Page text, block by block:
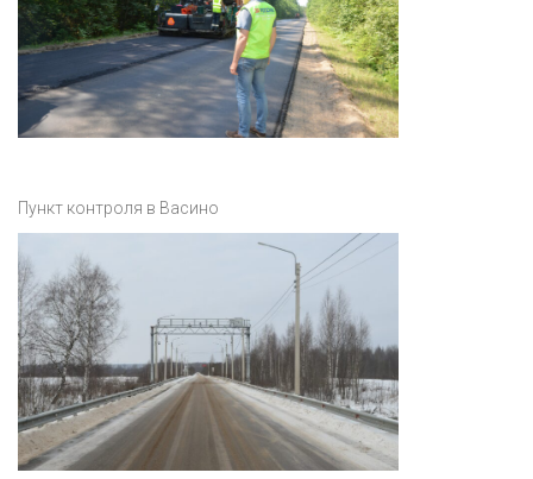
Пункт контроля в Васино